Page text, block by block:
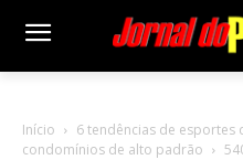
Início
6 tendências de
condomínios de alto padrão